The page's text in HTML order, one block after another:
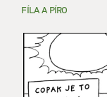
FÍLA A PÍRO